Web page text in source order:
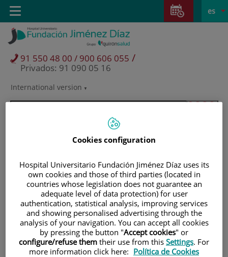
Saltar al contenido
Saltar
contenido
Selector
activo
es
International version
91 550 48 00 / 900 606 055 /
Privados: 91 090 05 16
Toggle
navigation
Pacientes y visitantes
Cookies configuration
Hospital Universitario Fundación Jiménez Díaz uses its
own cookies and those of third parties (located in
countries whose legislation does not guarantee an
adequate level of data protection) for user
authentication, statistical analysis, improving services
and showing personalised advertising through the
analysis of your navigation. You can accept all cookies
by pressing the button "Accept cookies" or
configure/refuse them their use from this Settings. For
more information click here: Política de Cookies